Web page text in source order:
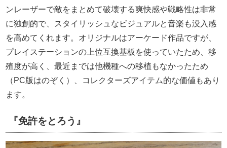
ンレーザーで敵をまとめて破壊する爽快感や戦略性は非常
に独創的で、スタイリッシュなビジュアルと音楽も没入感
を高めてくれます。オリジナルはアーケード作品ですが、
プレイステーションの上位互換基板を使っていたため、移
殖度が高く、最近までは他機種への移植もなかったため
（PC版はのぞく）、コレクターズアイテム的な価値もあり
ます。
『免許をとろう』